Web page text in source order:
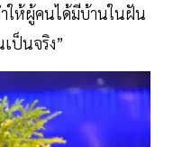
ให้ผู้คนได้มีบ้านในฝัน
ป็นจริง”